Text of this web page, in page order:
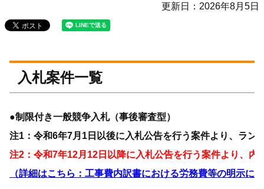
更新日： 2026年8月5日
入札案件一覧
●制限付き一般競争入札（事後審査型）
注1：令和6年7月1日以後に入札公告を行う案件より、ラ
注2：令和7年12月12日以降に入札公告を行う案件より、
（詳細はこちら：工事費内訳書における労務費等の明示に